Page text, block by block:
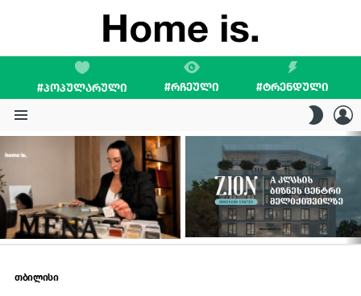
#ᲞᲝᲞᲣᲚᲐᲠᲣᲚᲘ #ᲠᲩᲔᲣᲚᲘ #ᲢᲠᲔᲜᲓᲣᲚᲘ
SKIN
STORIES
თბილისი